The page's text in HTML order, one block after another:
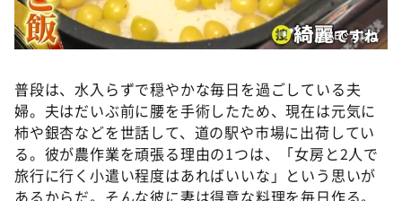
©️ABCテレビ
普段は、水入らずで穏やかな毎日を過ごしている夫
婦。夫はだいぶ前に腰を手術したため、現在は元気に
柿や銀杏などを世話して、道の駅や市場に出荷してい
る。彼が農作業を頑張る理由の1つは、「女房と2人で
旅行に行く小遣い程度はあればいいな」という思いが
あるからだ。そんな彼に妻は得意な料理を毎日作る。